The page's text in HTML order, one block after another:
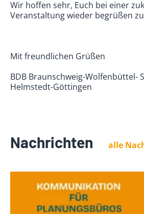
Wir hoffen sehr, Euch bei einer
Veranstaltung wieder begrüßen
Mit freundlichen Grüßen
BDB Braunschweig-Wolfenbüttel-
Helmstedt-Göttingen
Nachrichten alle